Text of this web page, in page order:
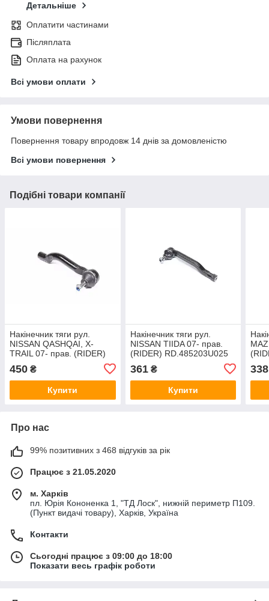
Детальніше
Оплатити частинами
Післяплата
Оплата на рахунок
Всі умови оплати
Умови повернення
Повернення товару впродовж 14 днів за домовленістю
Всі умови повернення
Подібні товари компанії
Накінечник тяги рул.
NISSAN QASHQAI, X-
TRAIL 07- прав. (RIDER)
450 ₴
Купити
Накінечник тяги рул.
NISSAN TIIDA 07- прав.
(RIDER) RD.485203U025
361₴
Купити
338
Про нас
99% позитивних з 468 відгуків за рік
Працює з 21.05.2020
м. Харків
пл. Юрія Кононенка 1, "ТД Лоск", нижній периметр П109.
(Пункт видачі товару), Харків, Україна
Контакти
Сьогодні працює з 09:00 до 18:00
Показати весь графік роботи